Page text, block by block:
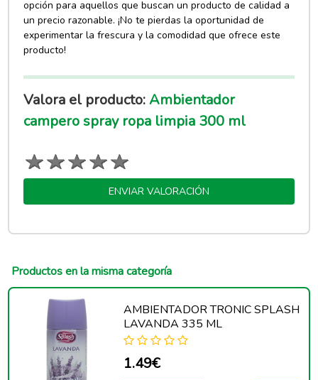
opción para aquellos que buscan un producto de calidad a
un precio razonable. ¡No te pierdas la oportunidad de
experimentar la frescura y la comodidad que ofrece este
producto!
Valora el producto:Ambientador
campero spray ropa limpia 300 ml
ENVIAR VALORACIÓN
Productos en la misma categoría
AMBIENTADOR TRONIC SPLASH
LAVANDA 335 ML
1.49€